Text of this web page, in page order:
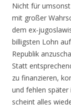
Nicht für
mit großer
dem ex-
billigsten Lohn
Republik
Statt
zu finanzieren,
und fehlen später
scheint alles